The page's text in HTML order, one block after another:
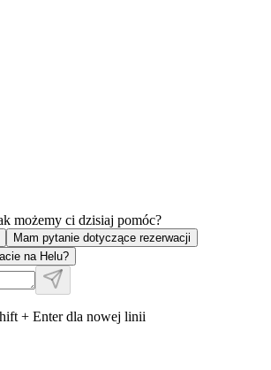
możemy ci dzisiaj pomóc?
Mam pytanie dotyczące rezerwacji
na Helu?
+ Enter dla nowej linii